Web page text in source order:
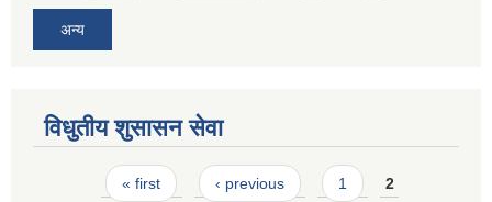
अन्य
विधुतीय शुसासन सेवा
Pages« first ‹ previous 1 2